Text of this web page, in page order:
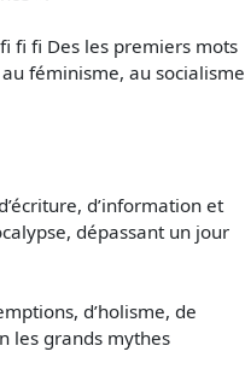
fi fi Des les premiers mots
féminisme, au socialisme
d’information et
dépassant un jour
d’holisme, de
les grands mythes